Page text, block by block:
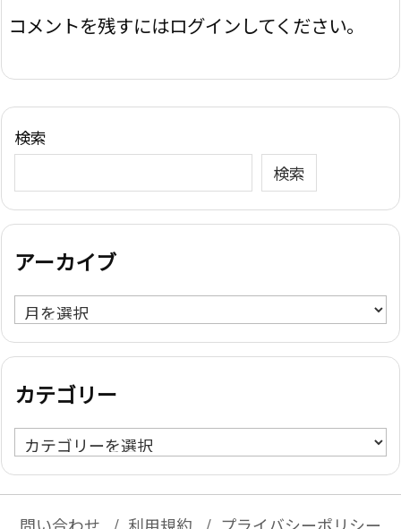
コメントを残すにはログインしてください。
検索
検索
アーカイブ
ア
ー
カ
ブ
カテゴリー
カ
テ